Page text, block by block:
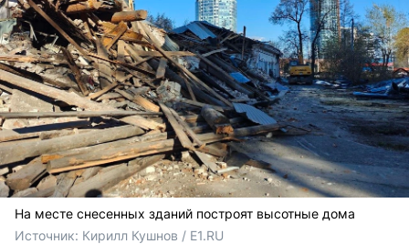
На месте снесенных зданий построят высотные дома
Источник: Кирилл Кушнов / E1.RU